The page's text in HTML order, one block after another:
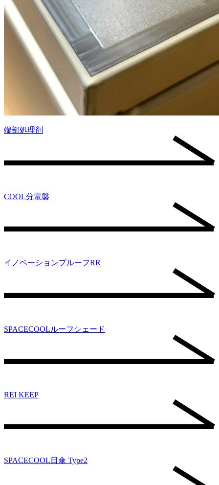
端部処理剤
COOL分電盤
イノベーションプルーフRR
SPACECOOLルーフシェード
REI KEEP
SPACECOOL日傘 Type2